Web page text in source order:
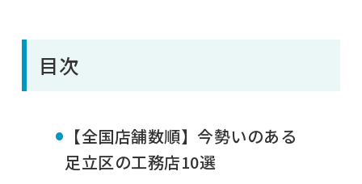
目次
• 【全国店舗数順】今勢いのある
足立区の工務店10選